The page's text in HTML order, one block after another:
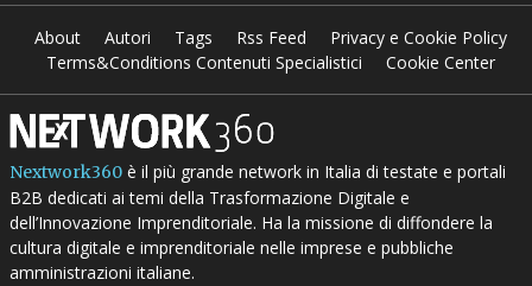
About Autori Tags Rss Feed
Privacy e Cookie Policy
Terms&Conditions Contenuti Specialistici
Cookie Center
Nextwork360è il più grande network in Italia di testate e portali
B2B dedicati ai temi della Trasformazione Digitale e
dell’Innovazione Imprenditoriale. Ha la missione di diffondere la
cultura digitale e imprenditoriale nelle imprese e pubbliche
amministrazioni italiane.